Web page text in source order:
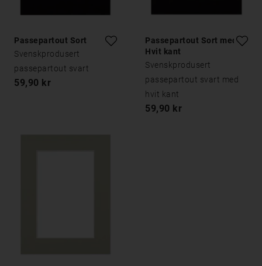
Passepartout Sort
Svenskprodusert
passepartout svart
59,90 kr
Passepartout Sort med
Hvit kant
Svenskprodusert
passepartout svart med
hvit kant
59,90 kr